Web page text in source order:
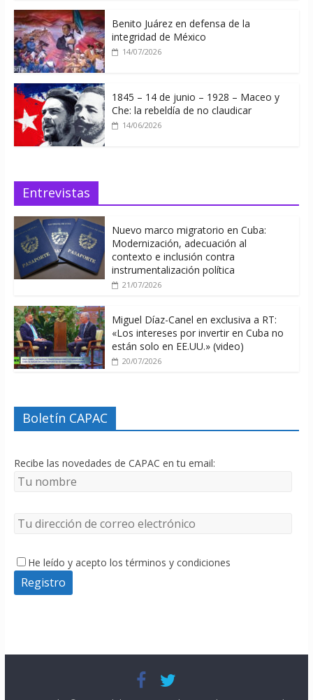
Benito Juárez en defensa de la
integridad de México
14/07/2026
1845 – 14 de junio – 1928 – Maceo y
Che: la rebeldía de no claudicar
14/06/2026
Entrevistas
Nuevo marco migratorio en Cuba:
Modernización, adecuación al
contexto e inclusión contra
instrumentalización política
21/07/2026
Miguel Díaz-Canel en exclusiva a RT:
«Los intereses por invertir en Cuba no
están solo en EE.UU.» (video)
20/07/2026
Boletín CAPAC
Recibe las novedades de CAPAC en tu email:
He leído y acepto los términos y condiciones